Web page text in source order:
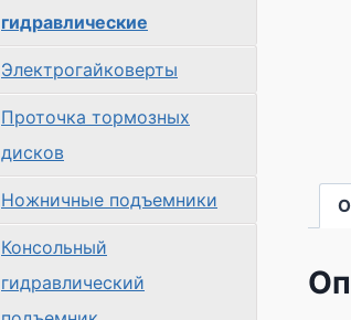
гидравлические
Электрогайковерты
Проточка тормозных
дисков
Ножничные подъемники
Консольный
гидравлический